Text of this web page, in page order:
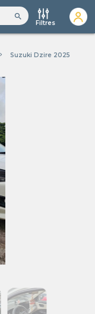
search
Filtres
Suzuki Dzire 2025